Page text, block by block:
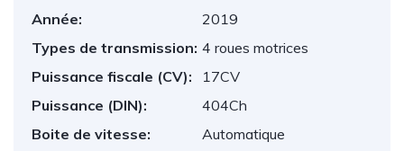
Année:
2019
Types de transmission: 4 roues motrices
Puissance fiscale (CV):
17CV
Puissance (DIN):
404Ch
Boite de vitesse:
Automatique